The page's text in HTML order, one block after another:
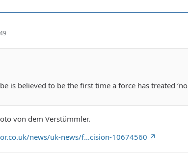
is believed to be the first time a force has treated
von dem Verstümmler.
news/uk-news/f…cision-10674560